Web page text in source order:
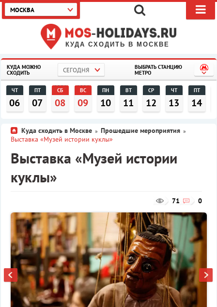
КУДА СХОДИТЬ В МОСКВЕ
МОСКВА
КУДА МОЖНО
СХОДИТЬ
СЕГОДНЯ
ВЫБРАТЬ СТАНЦИЮ
МЕТРО
ЧТ
06
ПТ
07
СБ
08
ВС
09
ПН
10
ВТ
11
СР
12
ЧТ
13
ПТ
14
Куда сходить в Москве » Прошедшие мероприятия »
Выставка «Музей истории куклы»
Выставка «Музей истории
куклы»
0
71